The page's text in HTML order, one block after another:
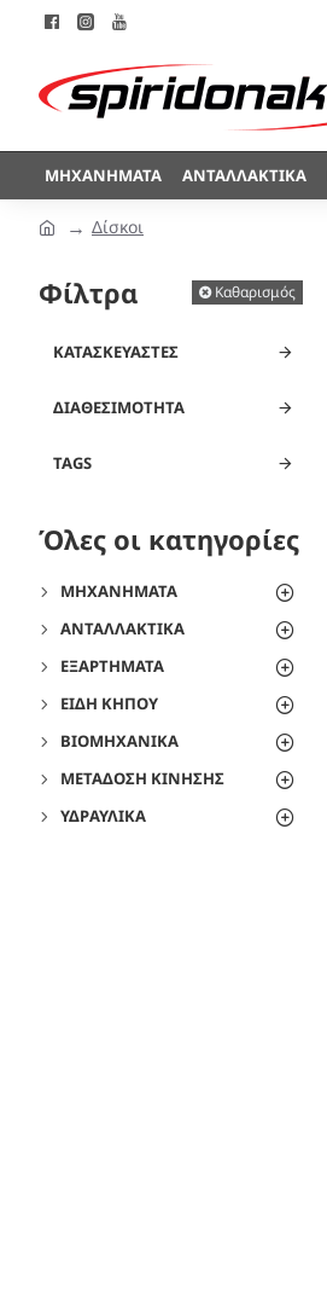
ΜΗΧΑΝΉΜΑΤΑ ΑΝΤΑΛΛΑΚΤΙΚΆ
Δίσκοι
Φίλτρα Καθαρισμός
ΚΑΤΑΣΚΕΥΑΣΤΈΣ
TAGS
ΔΙΑΘΕΣΙΜΌΤΗΤΑ
Όλες οι κατηγορίες
ΜΗΧΑΝΉΜΑΤΑ
ΑΝΤΑΛΛΑΚΤΙΚΆ
ΕΞΑΡΤΉΜΑΤΑ
ΕΊΔΗ ΚΉΠΟΥ
ΒΙΟΜΗΧΑΝΙΚΆ
ΜΕΤΆΔΟΣΗ ΚΊΝΗΣΗΣ
ΥΔΡΑΥΛΙΚΆ